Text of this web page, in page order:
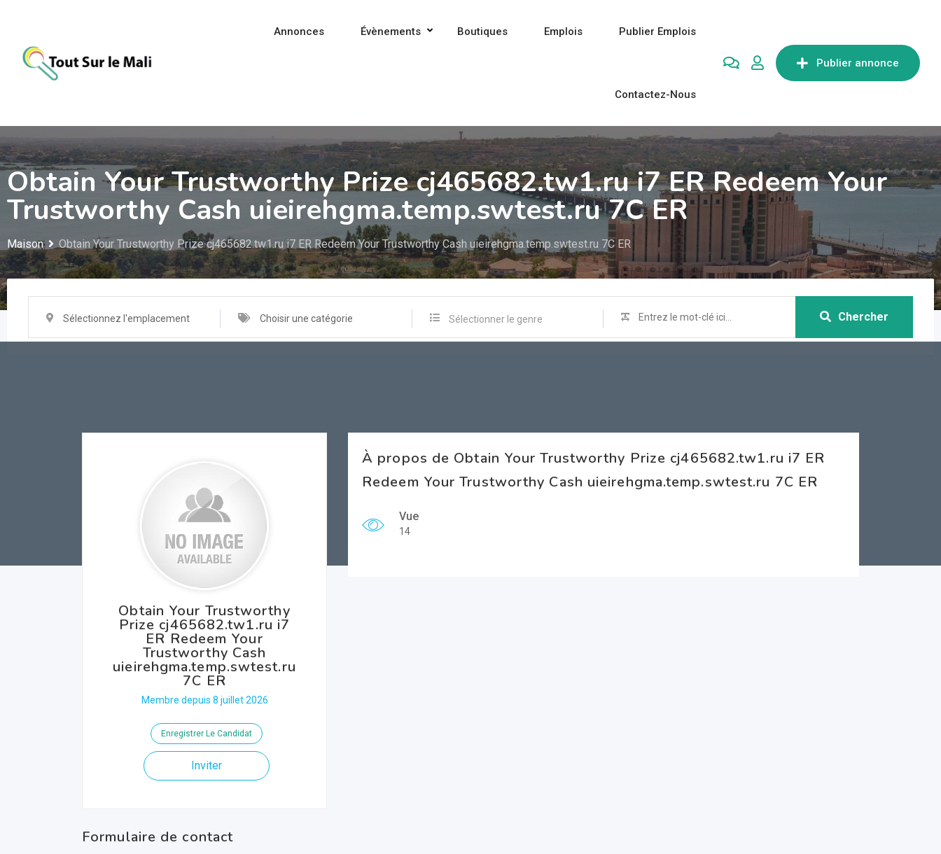
contenu
Publier annonce
Annonces Évènements Boutiques Emplois Publier Emplois
Contactez-Nous
Obtain Your Trustworthy Prize cj465682.tw1.ru i7 ER Redeem Your
Trustworthy Cash uieirehgma.temp.swtest.ru 7C ER
Maison Obtain Your Trustworthy Prize cj465682.tw1.ru i7 ER Redeem Your Trustworthy Cash uieirehgma.temp.swtest.ru 7C ER
Sélectionnez l'emplacement Choisir une catégorie Sélectionner le genre Chercher
Obtain Your Trustworthy
Prize cj465682.tw1.ru i7
ER Redeem Your
Trustworthy Cash
uieirehgma.temp.swtest.ru
7C ER
Membre depuis 8 juillet 2026
Enregistrer Le Candidat
Inviter
Formulaire de contact
À propos de Obtain Your Trustworthy Prize cj465682.tw1.ru i7 ER
Redeem Your Trustworthy Cash uieirehgma.temp.swtest.ru 7C ER
Vue
14